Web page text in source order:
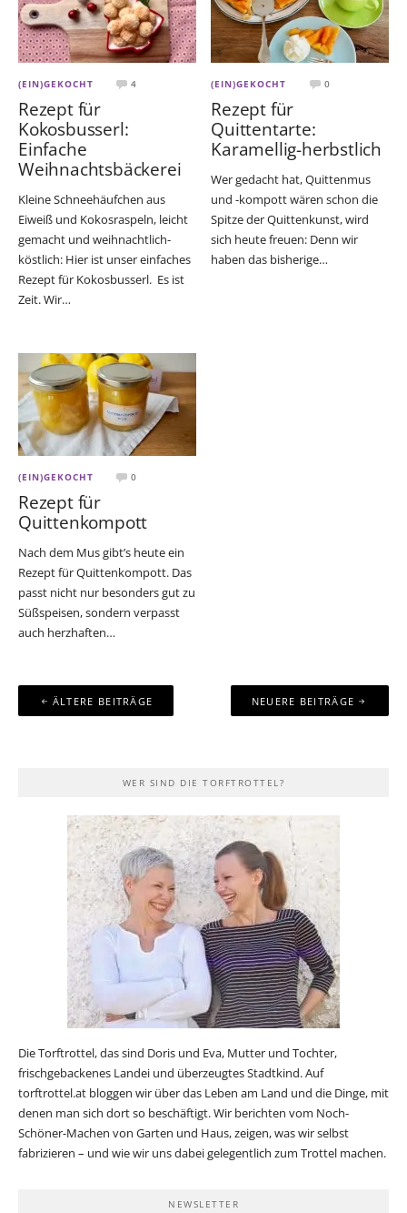
(EIN)GEKOCHT 4
Rezept für
Kokosbusserl:
Einfache
Weihnachtsbäckerei
Kleine Schneehäufchen aus
Eiweiß und Kokosraspeln, leicht
gemacht und weihnachtlich-
köstlich: Hier ist unser einfaches
Rezept für Kokosbusserl. Es ist
Zeit. Wir…
(EIN)GEKOCHT 0
Rezept für
Quittentarte:
Karamellig-herbstlich
Wer gedacht hat, Quittenmus
und -kompott wären schon die
Spitze der Quittenkunst, wird
sich heute freuen: Denn wir
haben das bisherige…
(EIN)GEKOCHT 0
Rezept für
Quittenkompott
Nach dem Mus gibt’s heute ein
Rezept für Quittenkompott. Das
passt nicht nur besonders gut zu
Süßspeisen, sondern verpasst
auch herzhaften…
Beitragsnavigation
ÄLTERE BEITRÄGE NEUERE BEITRÄGE
WER SIND DIE TORFTROTTEL?
Die Torftrottel, das sind Doris und Eva, Mutter und Tochter,
frischgebackenes Landei und überzeugtes Stadtkind. Auf
torftrottel.at bloggen wir über das Leben am Land und die Dinge, mit
denen man sich dort so beschäftigt. Wir berichten vom Noch-
Schöner-Machen von Garten und Haus, zeigen, was wir selbst
fabrizieren – und wie wir uns dabei gelegentlich zum Trottel machen.
NEWSLETTER